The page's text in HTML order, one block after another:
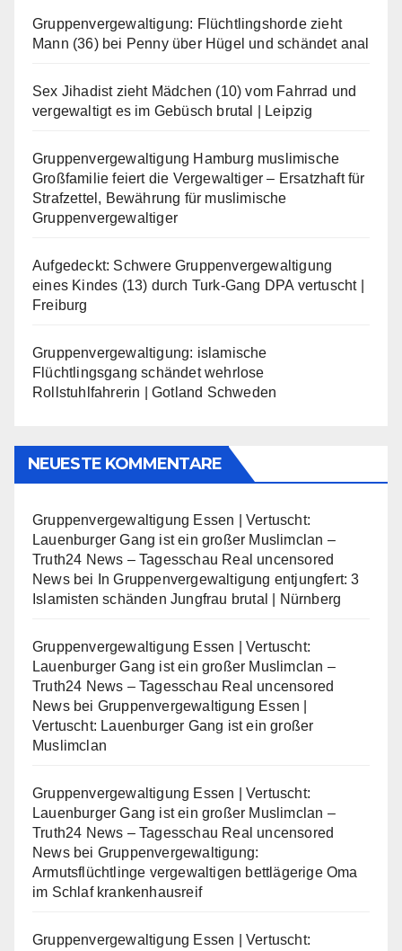
Gruppenvergewaltigung: Flüchtlingshorde zieht
Mann (36) bei Penny über Hügel und schändet anal
Sex Jihadist zieht Mädchen (10) vom Fahrrad und
vergewaltigt es im Gebüsch brutal | Leipzig
Gruppenvergewaltigung Hamburg muslimische
Großfamilie feiert die Vergewaltiger – Ersatzhaft für
Strafzettel, Bewährung für muslimische
Gruppenvergewaltiger
Aufgedeckt: Schwere Gruppenvergewaltigung
eines Kindes (13) durch Turk-Gang DPA vertuscht |
Freiburg
Gruppenvergewaltigung: islamische
Flüchtlingsgang schändet wehrlose
Rollstuhlfahrerin | Gotland Schweden
NEUESTE KOMMENTARE
Gruppenvergewaltigung Essen | Vertuscht:
Lauenburger Gang ist ein großer Muslimclan –
Truth24 News – Tagesschau Real uncensored
Newsbei
In Gruppenvergewaltigung entjungfert: 3
Islamisten schänden Jungfrau brutal | Nürnberg
Gruppenvergewaltigung Essen | Vertuscht:
Lauenburger Gang ist ein großer Muslimclan –
Truth24 News – Tagesschau Real uncensored
Newsbei Gruppenvergewaltigung Essen |
Vertuscht: Lauenburger Gang ist ein großer
Muslimclan
Gruppenvergewaltigung Essen | Vertuscht:
Lauenburger Gang ist ein großer Muslimclan –
Truth24 News – Tagesschau Real uncensored
Newsbei Gruppenvergewaltigung:
Armutsflüchtlinge vergewaltigen bettlägerige Oma
im Schlaf krankenhausreif
Gruppenvergewaltigung Essen | Vertuscht: